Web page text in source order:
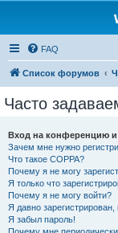
FAQ
Список форумов
Часто
Вход на конференцию и
Зачем мне нужно
Что такое COPPA?
Почему я не могу
Я только что
Почему я не могу войти?
Я давно
Я забыл пароль!